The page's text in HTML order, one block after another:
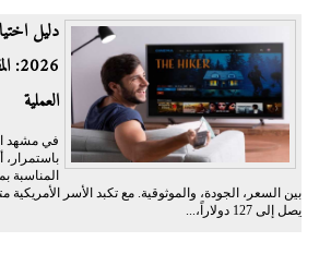
العملية
في مشهد
المناسبة
بين السعر، الجودة، والموثوقية. مع تكبد الأسر
يصل إلى 127 دولاراً،...